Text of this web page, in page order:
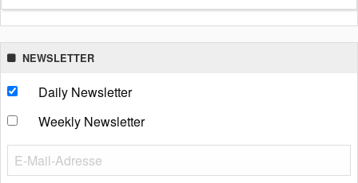
NEWSLETTER
Daily Newsletter
Weekly Newsletter